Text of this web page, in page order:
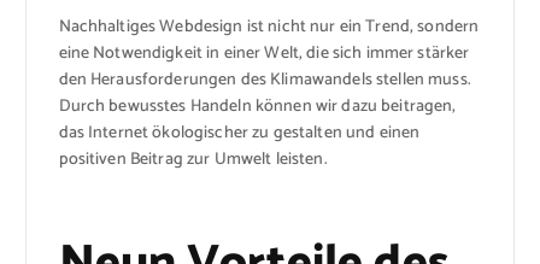
Nachhaltiges Webdesign ist nicht nur ein Trend, sondern
eine Notwendigkeit in einer Welt, die sich immer stärker
den Herausforderungen des Klimawandels stellen muss.
Durch bewusstes Handeln können wir dazu beitragen,
das Internet ökologischer zu gestalten und einen
positiven Beitrag zur Umwelt leisten.